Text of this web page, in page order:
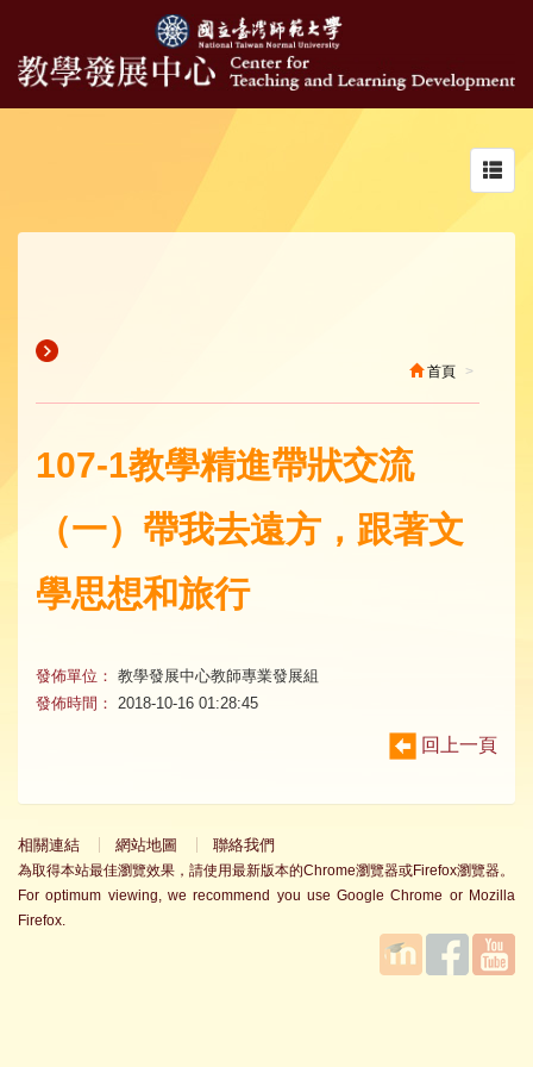
首頁
107-1教學精進帶狀交流
（一）帶我去遠方，跟著文
學思想和旅行
發佈單位： 教學發展中心教師專業發展組
發佈時間：
2018-10-16 01:28:45
回上一頁
相關連結 網站地圖 聯絡我們
為取得本站最佳瀏覽效果，請使用最新版本的Chrome瀏覽器或Firefox瀏覽器。
For optimum viewing, we recommend you use Google Chrome or Mozilla
Firefox.